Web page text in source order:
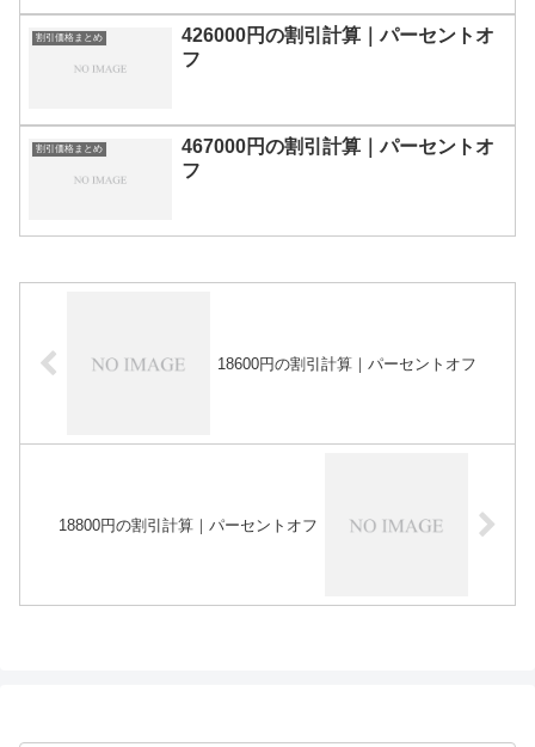
割引価格まとめ
426000円の割引計算｜パーセントオ
フ
割引価格まとめ
467000円の割引計算｜パーセントオ
フ
18600円の割引計算｜パーセントオフ
18800円の割引計算｜パーセントオフ